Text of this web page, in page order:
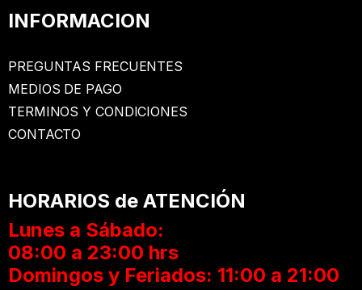
INFORMACION
PREGUNTAS FRECUENTES
MEDIOS DE PAGO
TERMINOS Y CONDICIONES
CONTACTO
HORARIOS de ATENCIÓN
Lunes a Sábado:
08:00 a 23:00 hrs
Domingos y Feriados: 11:00 a 21:00